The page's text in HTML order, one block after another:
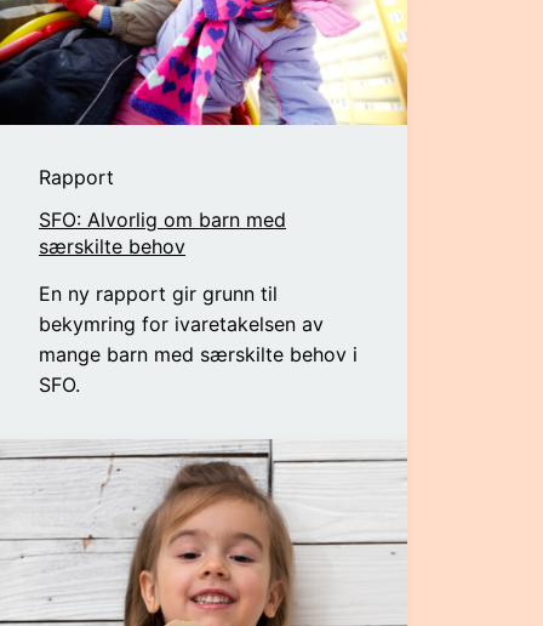
Rapport
SFO: Alvorlig om barn med
særskilte behov
En ny rapport gir grunn til
bekymring for ivaretakelsen av
mange barn med særskilte behov i
SFO.